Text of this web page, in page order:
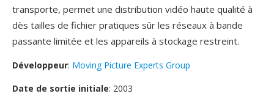
transporte, permet une distribution vidéo haute qualité à
dès tailles de fichier pratiques sûr les réseaux à bande
passante limitée et les appareils à stockage restreint.
Développeur: Moving Picture Experts Group
Date de sortie initiale: 2003